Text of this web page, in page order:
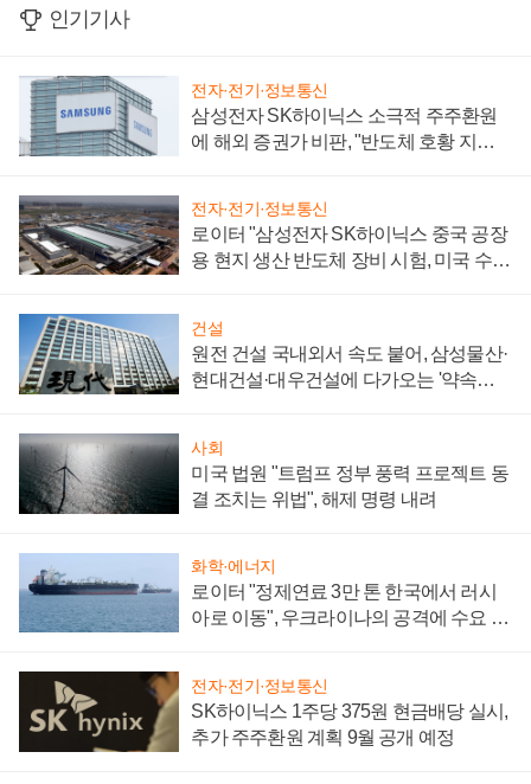
인기기사
전자·전기·정보통신
삼성전자 SK하이닉스 소극적 주주환원
에 해외 증권가 비판, "반도체 호황 지속
전자·전기·정보통신
로이터 "삼성전자 SK하이닉스 중국 공장
용 현지 생산 반도체 장비 시험, 미국 수출
건설
원전 건설 국내외서 속도 붙어, 삼성물산·
현대건설·대우건설에 다가오는 '약속의
사회
미국 법원 "트럼프 정부 풍력 프로젝트 동
결 조치는 위법", 해제 명령 내려
화학·에너지
로이터 "정제연료 3만 톤 한국에서 러시
아로 이동", 우크라이나의 공격에 수요 늘
전자·전기·정보통신
SK하이닉스 1주당 375원 현금배당 실시,
추가 주주환원 계획 9월 공개 예정